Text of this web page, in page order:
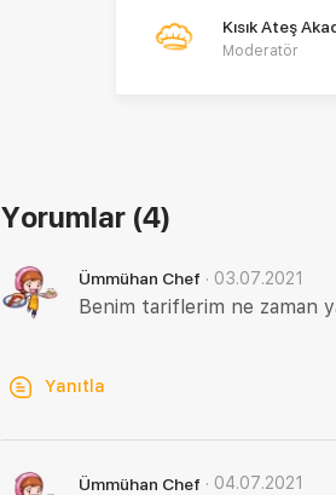
Kısık Ateş
Moderatör
Yorumlar (4)
Ümmühan Chef · 03.07.2021
Benim tariflerim ne zaman
Yanıtla
Ümmühan Chef · 04.07.2021